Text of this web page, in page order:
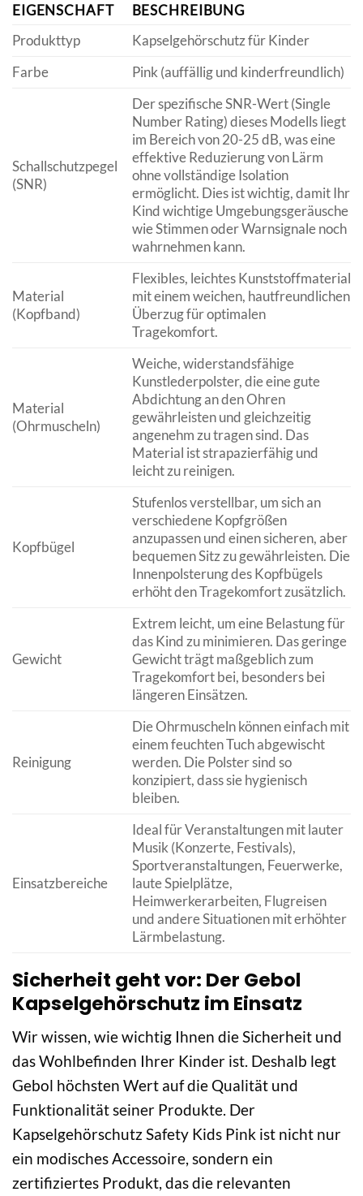
EIGENSCHAFT
BESCHREIBUNG
Produkttyp
Kapselgehörschutz für Kinder
Farbe
Pink (auffällig und kinderfreundlich)
Schallschutzpegel
(SNR)
Der spezifische SNR-Wert (Single
Number Rating) dieses Modells liegt
im Bereich von 20-25 dB, was eine
effektive Reduzierung von Lärm
ohne vollständige Isolation
ermöglicht. Dies ist wichtig, damit Ihr
Kind wichtige Umgebungsgeräusche
wie Stimmen oder Warnsignale noch
wahrnehmen kann.
Material
(Kopfband)
Flexibles, leichtes Kunststoffmaterial
mit einem weichen, hautfreundlichen
Überzug für optimalen
Tragekomfort.
Material
(Ohrmuscheln)
Weiche, widerstandsfähige
Kunstlederpolster, die eine gute
Abdichtung an den Ohren
gewährleisten und gleichzeitig
angenehm zu tragen sind. Das
Material ist strapazierfähig und
leicht zu reinigen.
Kopfbügel
Stufenlos verstellbar, um sich an
verschiedene Kopfgrößen
anzupassen und einen sicheren, aber
bequemen Sitz zu gewährleisten. Die
Innenpolsterung des Kopfbügels
erhöht den Tragekomfort zusätzlich.
Gewicht
Extrem leicht, um eine Belastung für
das Kind zu minimieren. Das geringe
Gewicht trägt maßgeblich zum
Tragekomfort bei, besonders bei
längeren Einsätzen.
Reinigung
Die Ohrmuscheln können einfach mit
einem feuchten Tuch abgewischt
werden. Die Polster sind so
konzipiert, dass sie hygienisch
bleiben.
Einsatzbereiche
Ideal für Veranstaltungen mit lauter
Musik (Konzerte, Festivals),
Sportveranstaltungen, Feuerwerke,
laute Spielplätze,
Heimwerkerarbeiten, Flugreisen
und andere Situationen mit erhöhter
Lärmbelastung.
Sicherheit geht vor: Der Gebol
Kapselgehörschutz im Einsatz
Wir wissen, wie wichtig Ihnen die Sicherheit und
das Wohlbefinden Ihrer Kinder ist. Deshalb legt
Gebol höchsten Wert auf die Qualität und
Funktionalität seiner Produkte. Der
Kapselgehörschutz Safety Kids Pink ist nicht nur
ein modisches Accessoire, sondern ein
zertifiziertes Produkt, das die relevanten